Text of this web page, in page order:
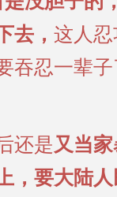
去， 这人
吞忍一辈
还是又当
， 要大陆